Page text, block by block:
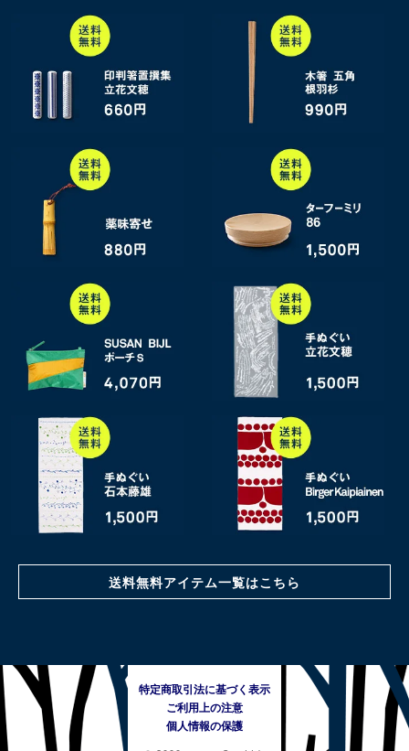
送料無料アイテム一覧はこちら
特定商取引法に基づく表示
ご利用上の注意
個人情報の保護